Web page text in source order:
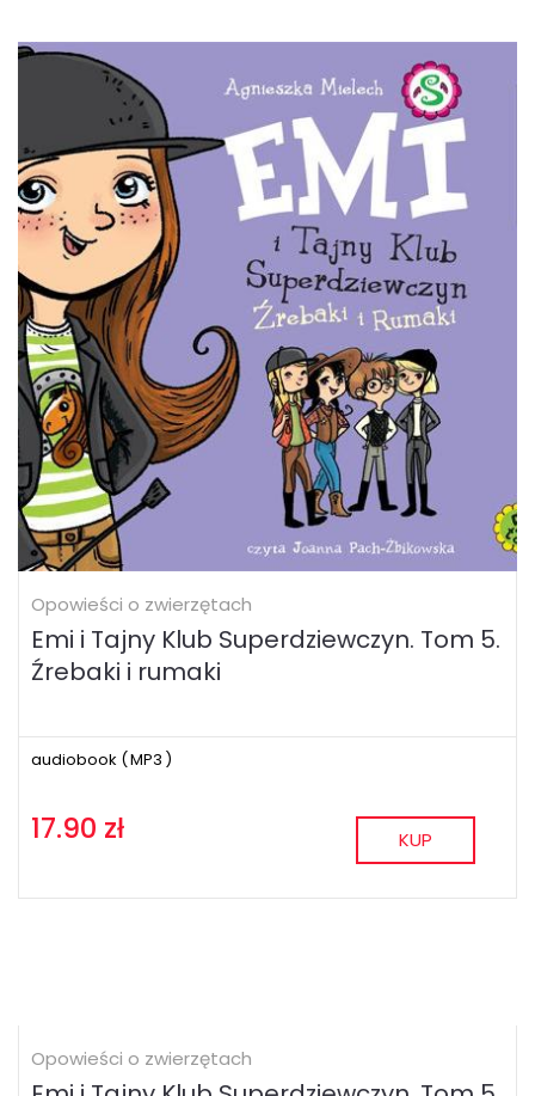
Opowieści o zwierzętach
Emi i Tajny Klub Superdziewczyn. Tom 5.
Źrebaki i rumaki
audiobook (MP3 )
17.90 zł KUP
Opowieści o zwierzętach